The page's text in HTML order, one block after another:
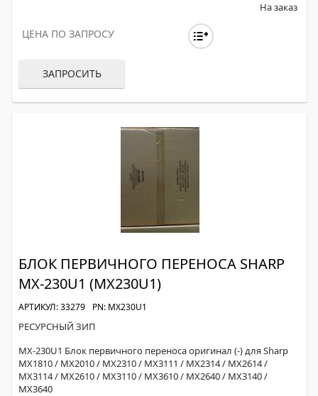
На заказ
ЦЕНА ПО ЗАПРОСУ
ЗАПРОСИТЬ
БЛОК ПЕРВИЧНОГО ПЕРЕНОСА SHARP
MX-230U1 (MX230U1)
АРТИКУЛ: 33279 PN: MX230U1
РЕСУРСНЫЙ ЗИП
MX-230U1 Блок первичного переноса оригинал (-) для Sharp
MX1810 / MX2010 / MX2310 / MX3111 / MX2314 / MX2614 /
MX3114 / MX2610 / MX3110 / MX3610 / MX2640 / MX3140 /
MX3640